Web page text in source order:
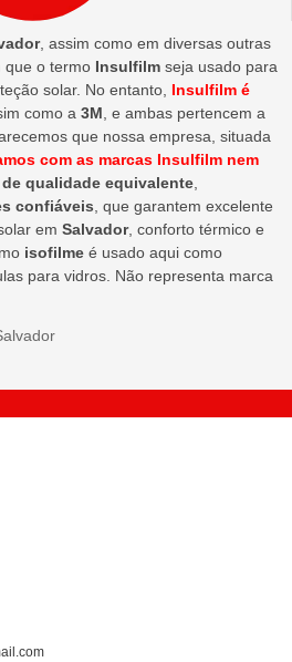
, assim como em diversas outras
que o termo Insulfilm seja usado para
solar. No entanto, Insulfilm é
como a 3M , e ambas pertencem a
que nossa empresa, situada
com as marcas Insulfilm nem
qualidade equivalente
confiáveis , que garantem excelente
em Salvador, conforto térmico e
isofilme é usado aqui como
para vidros. Não representa marca